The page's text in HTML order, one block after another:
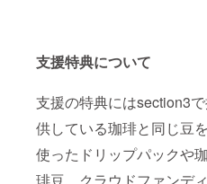
支援特典について
支援の特典にはsection3
供している珈琲と同じ豆を
使ったドリップパックや珈